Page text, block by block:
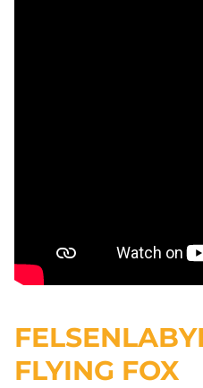
FLYING FOX